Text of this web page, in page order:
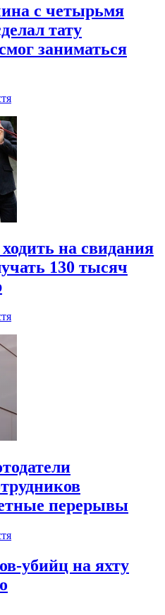
с четырьмя
тату
заниматься
на свидания
130 тысяч
перерывы
убийц на яхту